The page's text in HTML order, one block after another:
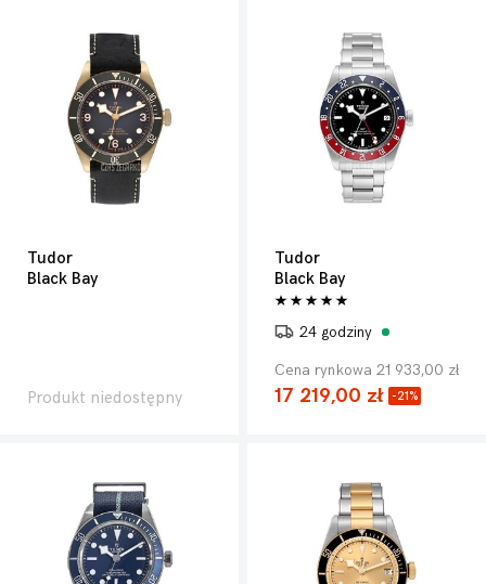
Tudor
Black Bay
Produkt niedostępny
Tudor
Black Bay
24 godziny
Cena rynkowa 21 933,00 zł
17 219,00 zł -21%